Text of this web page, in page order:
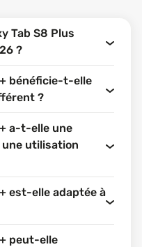
Tab S8 Plus
?
bénéficie-t-elle
?
a-t-elle une
utilisation
est-elle adaptée à
peut-elle